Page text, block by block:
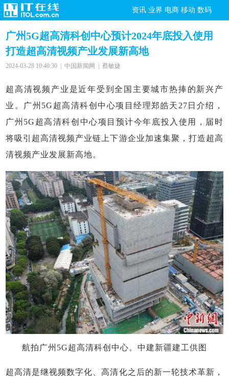
资讯 业界 电商 移动 数码
广州5G超高清科创中心预计2024年底投入使用
打造超高清视频产业发展新高地
2024-03-28 10:40:30 | 中国新闻网 | 蔡敏婕
超高清视频产业是近年受到全国主要城市热捧的新兴产
业。广州5G超高清科创中心项目经理郑皓天27日介绍，
广州5G超高清科创中心项目预计今年底投入使用，届时
将吸引超高清视频产业链上下游企业加速集聚，打造超高
清视频产业发展新高地。
航拍广州5G超高清科创中心。中建新疆建工供图
超高清是继视频数字化、高清化之后的新一轮技术革新，